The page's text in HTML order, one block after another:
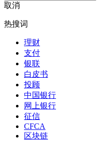
取消
热搜词
理财
支付
银联
白皮书
投顾
中国银行
网上银行
征信
CFCA
区块链